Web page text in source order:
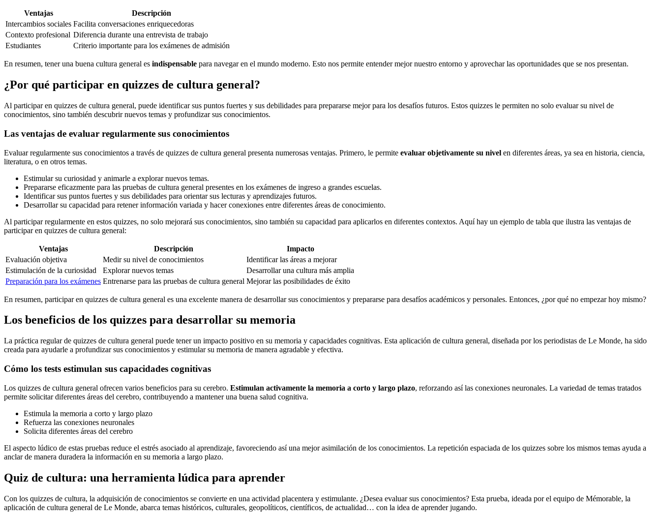
Ventajas
Descripción
Intercambios sociales Facilita conversaciones enriquecedoras
Contexto profesional Diferencia durante una entrevista de trabajo
Estudiantes
Criterio importante para los exámenes de admisión
En resumen, tener una buena cultura general es indispensable para navegar en el mundo moderno. Esto nos permite entender mejor nuestro entorno y aprovechar las oportunidades que se nos presentan.
¿Por qué participar en quizzes de cultura general?
Al participar en quizzes de cultura general, puede identificar sus puntos fuertes y sus debilidades para prepararse mejor para los desafíos futuros. Estos quizzes le permiten no solo evaluar su nivel de
conocimientos, sino también descubrir nuevos temas y profundizar sus conocimientos.
Las ventajas de evaluar regularmente sus conocimientos
Evaluar regularmente sus conocimientos a través de quizzes de cultura general presenta numerosas ventajas. Primero, le permite evaluar objetivamente su nivel en diferentes áreas, ya sea en historia, ciencia,
literatura, o en otros temas.
Estimular su curiosidad y animarle a explorar nuevos temas.
Prepararse eficazmente para las pruebas de cultura general presentes en los exámenes de ingreso a grandes escuelas.
Identificar sus puntos fuertes y sus debilidades para orientar sus lecturas y aprendizajes futuros.
Desarrollar su capacidad para retener información variada y hacer conexiones entre diferentes áreas de conocimiento.
Al participar regularmente en estos quizzes, no solo mejorará sus conocimientos, sino también su capacidad para aplicarlos en diferentes contextos. Aquí hay un ejemplo de tabla que ilustra las ventajas de
participar en quizzes de cultura general:
Ventajas Descripción
Impacto
Evaluación objetiva
Medir su nivel de conocimientos
Identificar las áreas a mejorar
Estimulación de la curiosidad
Explorar nuevos temas
Desarrollar una cultura más amplia
Preparación para los exámenes Entrenarse para las pruebas de cultura general Mejorar las posibilidades de éxito
En resumen, participar en quizzes de cultura general es una excelente manera de desarrollar sus conocimientos y prepararse para desafíos académicos y personales. Entonces, ¿por qué no empezar hoy mismo?
Los beneficios de los quizzes para desarrollar su memoria
La práctica regular de quizzes de cultura general puede tener un impacto positivo en su memoria y capacidades cognitivas. Esta aplicación de cultura general, diseñada por los periodistas de Le Monde, ha sido
creada para ayudarle a profundizar sus conocimientos y estimular su memoria de manera agradable y efectiva.
Cómo los tests estimulan sus capacidades cognitivas
Los quizzes de cultura general ofrecen varios beneficios para su cerebro. Estimulan activamente la memoria a corto y largo plazo, reforzando así las conexiones neuronales. La variedad de temas tratados
permite solicitar diferentes áreas del cerebro, contribuyendo a mantener una buena salud cognitiva.
Estimula la memoria a corto y largo plazo
Refuerza las conexiones neuronales
Solicita diferentes áreas del cerebro
El aspecto lúdico de estas pruebas reduce el estrés asociado al aprendizaje, favoreciendo así una mejor asimilación de los conocimientos. La repetición espaciada de los quizzes sobre los mismos temas ayuda a
anclar de manera duradera la información en su memoria a largo plazo.
Quiz de cultura: una herramienta lúdica para aprender
Con los quizzes de cultura, la adquisición de conocimientos se convierte en una actividad placentera y estimulante. ¿Desea evaluar sus conocimientos? Esta prueba, ideada por el equipo de Mémorable, la
aplicación de cultura general de Le Monde, abarca temas históricos, culturales, geopolíticos, científicos, de actualidad… con la idea de aprender jugando.